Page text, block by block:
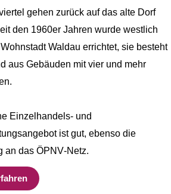
gehen zurück auf das alte Dorf
den 1960er Jahren wurde westlich
Waldau errichtet, sie besteht
aus Gebäuden mit vier und mehr
Einzelhandels‐ und
ist gut, ebenso die
an das ÖPNV‐Netz.